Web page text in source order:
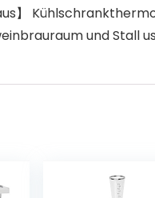
】
und Stall